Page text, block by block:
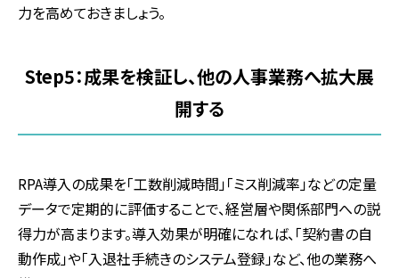
力を高めておきましょう。
Step5：成果を検証し、他の人事業務へ拡大展
開する
RPA導入の成果を「工数削減時間」「ミス削減率」などの定量
データで定期的に評価することで、経営層や関係部門への説
得力が高まります。導入効果が明確になれば、「契約書の自
動作成」や「入退社手続きのシステム登録」など、他の業務へ